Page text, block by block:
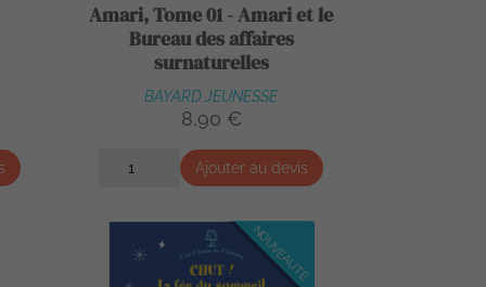
Amari, Tome 01 - Amari et le
Bureau des affaires
surnaturelles
BAYARD JEUNESSE
8,90 €
Ajouter au devis
NOUVEAUTÉ